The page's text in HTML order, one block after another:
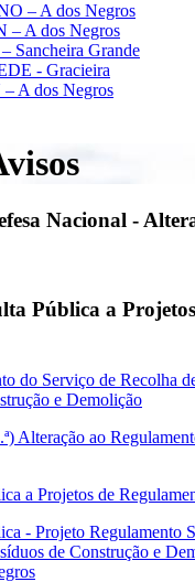
– A dos Negros
– A dos Negros
Sancheira Grande
- Gracieira
A dos Negros
Nacional -
Pública a
do Serviço de Recolha
e Demolição
Alteração ao
a Projetos de
- Projeto Regulamento
de Construção e